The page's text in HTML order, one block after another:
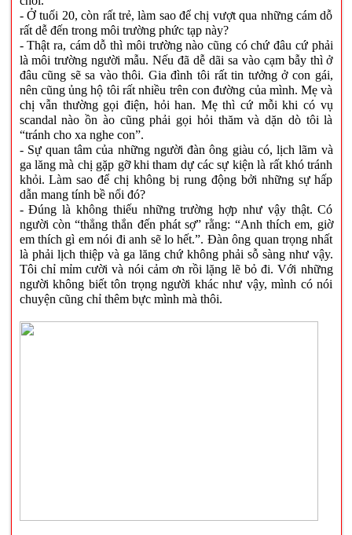
- Ở tuối 20, còn rất trẻ, làm sao để chị vượt qua những cám dỗ
rất dễ đến trong môi trường phức tạp này?
- Thật ra, cám dỗ thì môi trường nào cũng có chứ đâu cứ phải
là môi trường người mẫu. Nếu đã dễ dãi sa vào cạm bẫy thì ở
đâu cũng sẽ sa vào thôi. Gia đình tôi rất tin tưởng ở con gái,
nên cũng ủng hộ tôi rất nhiều trên con đường của mình. Mẹ và
chị vẫn thường gọi điện, hỏi han. Mẹ thì cứ mỗi khi có vụ
scandal nào ồn ào cũng phải gọi hỏi thăm và dặn dò tôi là
“tránh cho xa nghe con”.
- Sự quan tâm của những người đàn ông giàu có, lịch lãm và
ga lăng mà chị gặp gỡ khi tham dự các sự kiện là rất khó tránh
khỏi. Làm sao để chị không bị rung động bởi những sự hấp
dẫn mang tính bề nổi đó?
- Đúng là không thiếu những trường hợp như vậy thật. Có
người còn “thẳng thắn đến phát sợ” rằng: “Anh thích em, giờ
em thích gì em nói đi anh sẽ lo hết.”. Đàn ông quan trọng nhất
là phải lịch thiệp và ga lăng chứ không phải sỗ sàng như vậy.
Tôi chỉ mỉm cười và nói cảm ơn rồi lặng lẽ bỏ đi. Với những
người không biết tôn trọng người khác như vậy, mình có nói
chuyện cũng chỉ thêm bực mình mà thôi.